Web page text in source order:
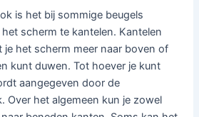
is het bij sommige beugels
scherm te kantelen. Kantelen
je het scherm meer naar boven of
kunt duwen. Tot hoever je kunt
aangegeven door de
Over het algemeen kun je zowel